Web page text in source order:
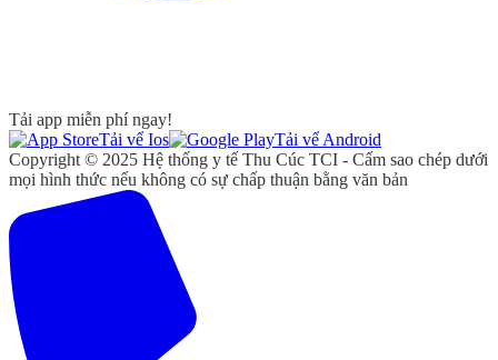
Tải app miễn phí ngay!
Tải vể Ios
Tải vể Android
Copyright © 2025 Hệ thống y tế Thu Cúc TCI - Cấm sao chép dưới
mọi hình thức nếu không có sự chấp thuận bằng văn bản